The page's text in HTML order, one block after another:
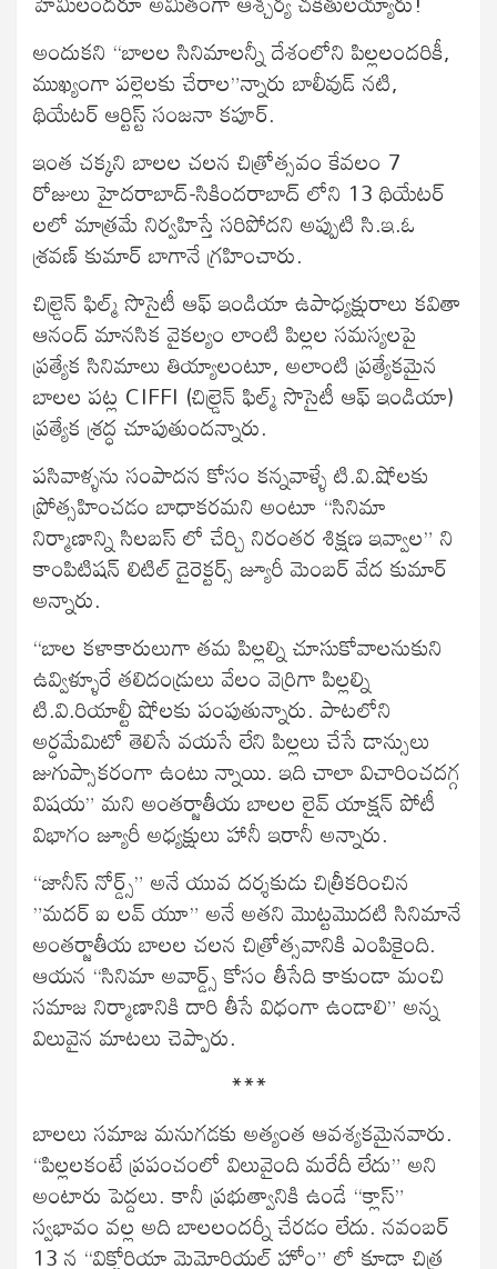
అందుకని “బాలల సినిమాలన్నీ దేశంలోని పిల్లలందరికీ,
ముఖ్యంగా పల్లెలకు చేరాల”న్నారు బాలీవుడ్ నటి,
థియేటర్ ఆర్టిస్ట్ సంజనా కపూర్.
ఇంత చక్కని బాలల చలన చిత్రోత్సవం కేవలం 7
రోజులు హైదరాబాద్-సికిందరాబాద్ లోని 13 థియేటర్
లలో మాత్రమే నిర్వహిస్తే సరిపోదని అప్పుటి సి.ఇ.ఓ
శ్రవణ్ కుమార్ బాగానే గ్రహించారు.
చిల్డ్రెన్ ఫిల్మ్ సొసైటీ ఆఫ్ ఇండియా ఉపాధ్యక్షురాలు కవితా
ఆనంద్ మానసిక వైకల్యం లాంటి పిల్లల సమస్యలపై
ప్రత్యేక సినిమాలు తియ్యాలంటూ, అలాంటి ప్రత్యేకమైన
బాలల పట్ల CIFFI (చిల్డ్రెన్ ఫిల్మ్ సొసైటీ ఆఫ్ ఇండియా)
ప్రత్యేక శ్రద్ధ చూపుతుందన్నారు.
పసివాళ్ళను సంపాదన కోసం కన్నవాళ్ళే టి.వి.షోలకు
ప్రోత్సహించడం బాధాకరమని అంటూ “సినిమా
నిర్మాణాన్ని సిలబస్ లో చేర్చి నిరంతర శిక్షణ ఇవ్వాల” ని
కాంపిటిషన్ లిటిల్ డైరెక్టర్స్ జ్యూరీ మెంబర్ వేద కుమార్
అన్నారు.
“బాల కళాకారులుగా తమ పిల్లల్ని చూసుకోవాలనుకుని
ఉవ్విళ్ళూరే తలిదండ్రులు వేలం వెర్రిగా పిల్లల్ని
టి.వి.రియాల్టీ షోలకు పంపుతున్నారు. పాటలోని
అర్ధమేమిటో తెలిసే వయసే లేని పిల్లలు చేసే డాన్సులు
జుగుప్సాకరంగా ఉంటు న్నాయి. ఇది చాలా విచారించదగ్గ
విషయ” మని అంతర్జాతీయ బాలల లైవ్ యాక్షన్ పోటీ
విభాగం జ్యూరీ అధ్యక్షులు హానీ ఇరానీ అన్నారు.
“జానీస్ నోర్డ్స్” అనే యువ దర్శకుడు చిత్రీకరించిన
”మదర్ ఐ లవ్ యూ” అనే అతని మొట్టమొదటి సినిమానే
అంతర్జాతీయ బాలల చలన చిత్రోత్సవానికి ఎంపికైంది.
ఆయన “సినిమా అవార్డ్స్ కోసం తీసేది కాకుండా మంచి
సమాజ నిర్మాణానికి దారి తీసే విధంగా ఉండాలి” అన్న
విలువైన మాటలు చెప్పారు.
***
బాలలు సమాజ మనుగడకు అత్యంత ఆవశ్యకమైనవారు.
“పిల్లలకంటే ప్రపంచంలో విలువైంది మరేదీ లేదు” అని
అంటారు పెద్దలు. కానీ ప్రభుత్వానికి ఉండే “క్లాస్”
స్వభావం వల్ల అది బాలలందర్నీ చేరడం లేదు. నవంబర్
13 న “విక్టోరియా మెమోరియల్ హోం” లో కూడా చిత్ర